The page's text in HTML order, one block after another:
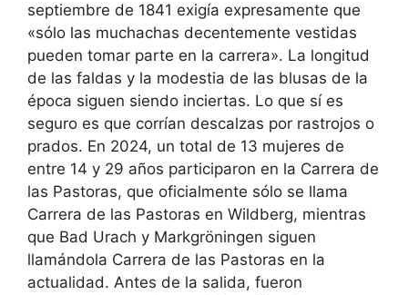
septiembre de 1841 exigía expresamente que
«sólo las muchachas decentemente vestidas
pueden tomar parte en la carrera». La longitud
de las faldas y la modestia de las blusas de la
época siguen siendo inciertas. Lo que sí es
seguro es que corrían descalzas por rastrojos o
prados. En 2024, un total de 13 mujeres de
entre 14 y 29 años participaron en la Carrera de
las Pastoras, que oficialmente sólo se llama
Carrera de las Pastoras en Wildberg, mientras
que Bad Urach y Markgröningen siguen
llamándola Carrera de las Pastoras en la
actualidad. Antes de la salida, fueron